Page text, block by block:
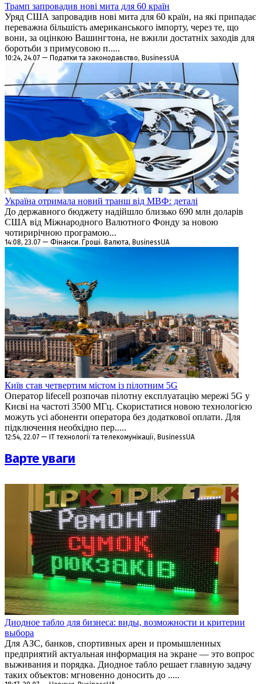
Трамп запровадив нові мита для 60 країн
Уряд США запровадив нові мита для 60 країн, на які припадає
переважна більшість американського імпорту, через те, що
вони, за оцінкою Вашингтона, не вжили достатніх заходів для
боротьби з примусовою п.....
10:24, 24.07 — Податки та законодавство, BusinessUA
Україна отримала новий транш від МВФ: деталі
До державного бюджету надійшло близько 690 млн доларів
США від Міжнародного Валютного Фонду за новою
чотирирічною програмою...
14:08, 23.07 — Фінанси. Гроші. Валюта, BusinessUA
Київ став четвертим містом із пілотним 5G
Оператор lifecell розпочав пілотну експлуатацію мережі 5G у
Києві на частоті 3500 МГц. Скористатися новою технологією
можуть усі абоненти оператора без додаткової оплати. Для
підключення необхідно пер.....
12:54, 22.07 — IT технології та телекомунікації, BusinessUA
Варте уваги
Диодное табло для бизнеса: виды, возможности и критерии
выбора
Для АЗС, банков, спортивных арен и промышленных
предприятий актуальная информация на экране — это вопрос
выживания и порядка. Диодное табло решает главную задачу
таких объектов: мгновенно доносить до .....